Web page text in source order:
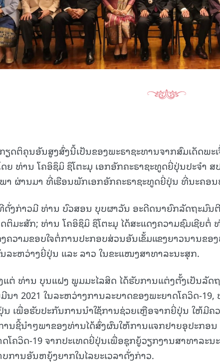
ດຕິຄຸນອັນສູງສົ່ງນີ້ເປັນຂອງພະຣາຊະທານຈາກສົມເດັດພ
ຍ ທ່ານ ໂຄອິຊຶມິ ຊຶໂຕະມຸ ເອກອັກຄະຣາຊະທູດຍີ່ປຸ່ນປະຈຳ
າ ຜ່ານມາ ທີ່ເຮືອນພັກເອກອັກຄະຣາຊະທູດຍີ່ປຸ່ນ ທີ່ນະຄອ
ດັ່ງກ່າວມີ ທ່ານ ບົວສອນ ບຸບຜາວັນ ອະດີດນາຍົກລັດຖະມົ
ຕິມະສັກ; ທ່ານ ໂຄອິຊຶມິ ຊຶໂຕະມຸ ໄດ້ສະແດງຄວາມຊົມເຊີຍ
ຄວາມຂອບໃຈຕໍ່ການປະກອບສ່ວນອັນເຂັ້ມແຂງຍາວນານຂອ
ລະຫວ່າງຍີ່ປຸ່ນ ແລະ ລາວ ໃນຂະແໜງສາທາລະນະສຸກ.
ຕ່ ທ່ານ ບຸນແຝງ ພູມມະໄລສິດ ໄດ້ຮັບການແຕ່ງຕັ້ງເປັນລັດ
ນາ 2021 ໃນລະຫວ່າງການລະບາດຂອງພະຍາດໂຄວິດ-
ເພື່ອຮັບປະກັນການນຳໃຊ້ການຊ່ວຍເຫຼືອຈາກຍີ່ປຸ່ນ ໃຫ້ມີຄ
ານຊີ້ນຳໆພາຂອງທ່ານໄດ້ສົ່ງຜົນໃຫ້ການແຈກຢາຍອຸປະກອ
ໂຄວິດ-19 ຈາກປະເທດຍີ່ປຸ່ນເພື່ອຊຸກຍູ້ວຽກງານສາທາລະ
ການອັນຫຍຸ້ງຍາກໃນໄລຍະເວລາດັ່ງກ່າວ.